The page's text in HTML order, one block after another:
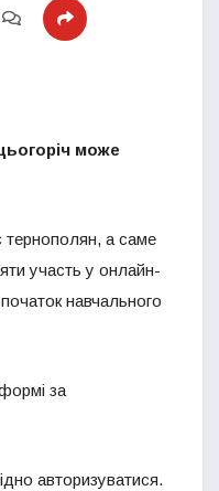
може
тернополян, а саме
участь у онлайн-
навчального
за
авторизуватися.